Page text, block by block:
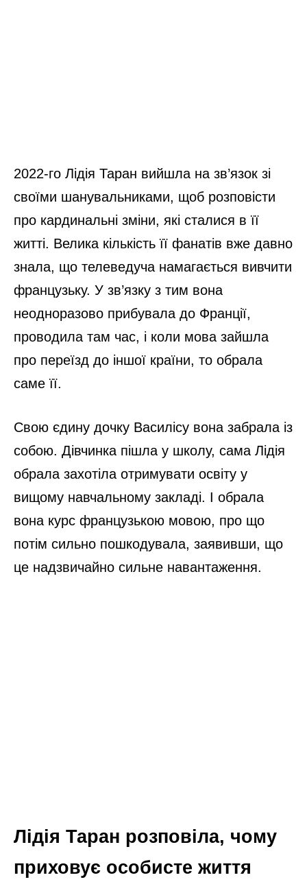
2022-го Лідія Таран вийшла на зв’язок зі
своїми шанувальниками, щоб розповісти
про кардинальні зміни, які сталися в її
житті. Велика кількість її фанатів вже давно
знала, що телеведуча намагається вивчити
французьку. У зв’язку з тим вона
неодноразово прибувала до Франції,
проводила там час, і коли мова зайшла
про переїзд до іншої країни, то обрала
саме її.
Свою єдину дочку Василісу вона забрала із
собою. Дівчинка пішла у школу, сама Лідія
обрала захотіла отримувати освіту у
вищому навчальному закладі. І обрала
вона курс французькою мовою, про що
потім сильно пошкодувала, заявивши, що
це надзвичайно сильне навантаження.
Лідія Таран розповіла, чому
приховує особисте життя